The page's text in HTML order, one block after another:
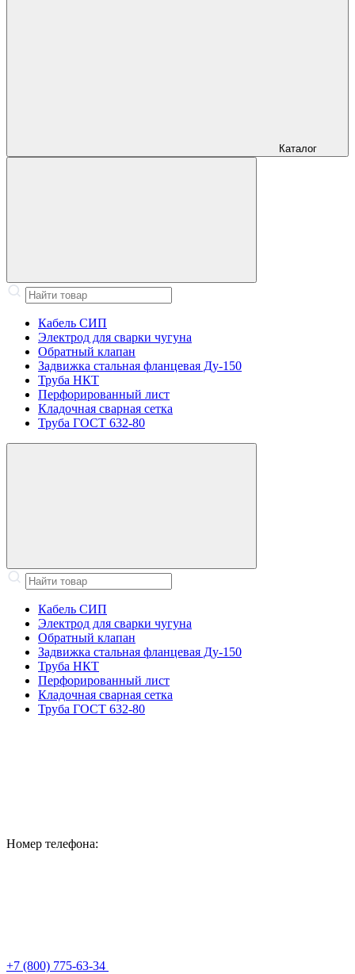
Каталог
Кабель СИП
Электрод для сварки чугуна
Обратный клапан
Задвижка стальная фланцевая Ду-150
Труба НКТ
Перфорированный лист
Кладочная сварная сетка
Труба ГОСТ 632-80
Кабель СИП
Электрод для сварки чугуна
Обратный клапан
Задвижка стальная фланцевая Ду-150
Труба НКТ
Перфорированный лист
Кладочная сварная сетка
Труба ГОСТ 632-80
Номер телефона:
+7 (800) 775-63-34